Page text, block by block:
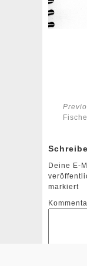
Fische
Deine E-
markiert